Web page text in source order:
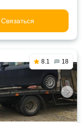
Связаться
8.1 18